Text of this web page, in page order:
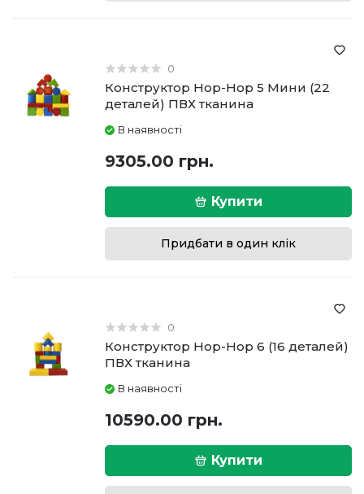
0
Конструктор Hop-Hop 5 Мини (22
деталей) ПВХ тканина
В наявності
9305.00 грн.
Купити
Придбати в один клік
0
Конструктор Hop-Hop 6 (16 деталей)
ПВХ тканина
В наявності
10590.00 грн.
Купити